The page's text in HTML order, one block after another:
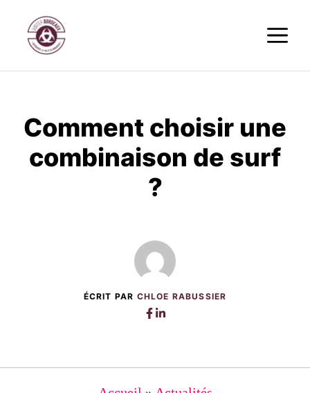
contenu
Comment choisir une
combinaison de surf
?
ÉCRIT PAR CHLOE RABUSSIER